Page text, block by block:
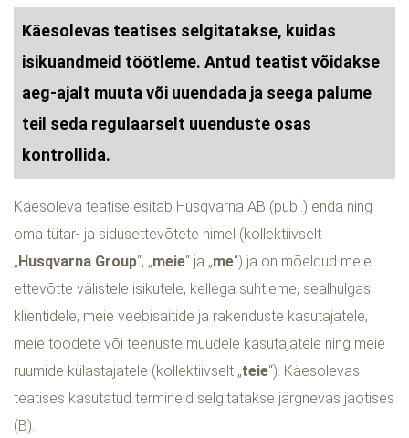
Käesolevas teatises selgitatakse, kuidas
isikuandmeid töötleme. Antud teatist võidakse
aeg-ajalt muuta või uuendada ja seega palume
teil seda regulaarselt uuenduste osas
kontrollida.
Käesoleva teatise esitab Husqvarna AB (publ.) enda ning
oma tütar- ja sidusettevõtete nimel (kollektiivselt
„Husqvarna Group“, „meie“ ja „me“) ja on mõeldud meie
ettevõtte välistele isikutele, kellega suhtleme, sealhulgas
klientidele, meie veebisaitide ja rakenduste kasutajatele,
meie toodete või teenuste muudele kasutajatele ning meie
ruumide külastajatele (kollektiivselt „teie“). Käesolevas
teatises kasutatud termineid selgitatakse järgnevas jaotises
(B).